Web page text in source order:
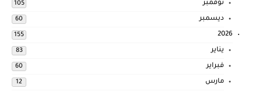
نوفمبر 105
ديسمبر 60
2026
155
يناير 83
فبراير 60
مارس 12